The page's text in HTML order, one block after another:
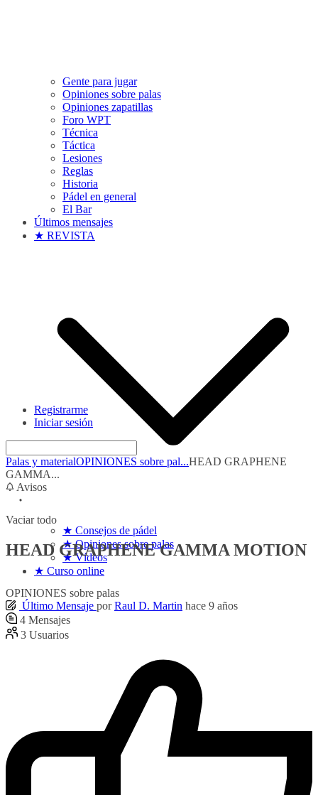
Gente para jugar
Opiniones sobre palas
Opiniones zapatillas
Foro WPT
Técnica
Táctica
Lesiones
Reglas
Historia
Pádel en general
El Bar
Últimos mensajes
★ REVISTA
★ Consejos de pádel
★ Opiniones sobre palas
★ Vídeos
★ Curso online
Registrarme
Iniciar sesión
Palas y materialOPINIONES sobre pal...HEAD GRAPHENE
GAMMA...
Avisos
Vaciar todo
HEAD GRAPHENE GAMMA MOTION
OPINIONES sobre palas
Último Mensaje por Raul D. Martin hace 9 años
4 Mensajes
3 Usuarios